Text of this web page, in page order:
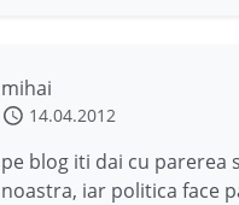
mihai
14.04.2012
pe blog iti dai cu parerea
noastra, iar politica face